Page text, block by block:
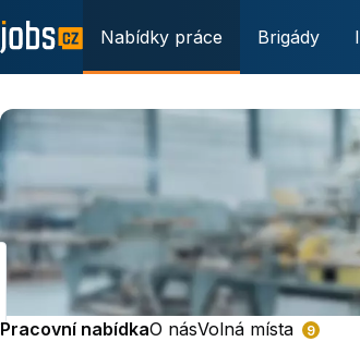
Nabídky práce Brigády
Pracovní nabídkaO násVolná místa 9